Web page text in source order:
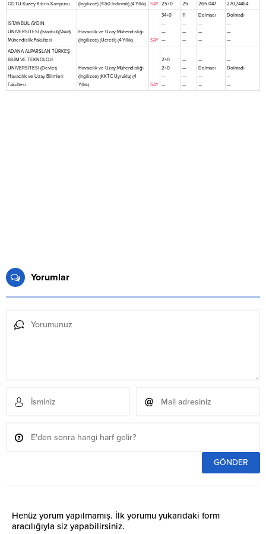
ODTÜ Kuzey Kıbrıs Kampusu
(İngilizce) (%50 İndirimli) (4 Yıllık)
SAY 25+0
25
265.047
270,74464
İSTANBUL AYDIN
ÜNİVERSİTESİ (İstanbul)(Vakıf)
Mühendislik Fakültesi
Havacılık ve Uzay Mühendisliği
(İngilizce) (Ücretli) (4 Yıllık)
SAY
34+0
—
—
—
11
—
—
—
Dolmadı
—
—
—
Dolmadı
—
—
—
ADANA ALPARSLAN TÜRKEŞ
BİLİM VE TEKNOLOJİ
ÜNİVERSİTESİ (Devlet)
Havacılık ve Uzay Bilimleri
Fakültesi
Havacılık ve Uzay Mühendisliği
(İngilizce) (KKTC Uyruklu) (4
Yıllık)
SAY
2+0
2+0
—
—
—
—
—
—
—
Dolmadı
—
—
—
Dolmadı
—
—
Yorumlar
Henüz yorum yapılmamış. İlk yorumu yukarıdaki form
aracılığıyla siz yapabilirsiniz.